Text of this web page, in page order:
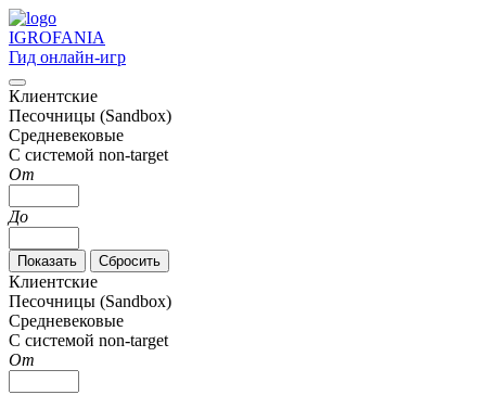
IGROFANIA
Гид онлайн-игр
Клиентские
Песочницы (Sandbox)
Средневековые
С системой non-target
От
До
Клиентские
Песочницы (Sandbox)
Средневековые
С системой non-target
От